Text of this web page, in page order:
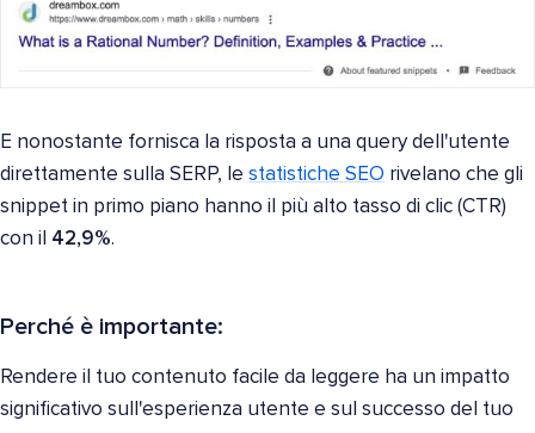
E nonostante fornisca la risposta a una query dell'utente
direttamente sulla SERP, le statistiche SEO rivelano che gli
snippet in primo piano hanno il più alto tasso di clic (CTR)
con il 42,9%.
Perché è importante:
Rendere il tuo contenuto facile da leggere ha un impatto
significativo sull'esperienza utente e sul successo del tuo